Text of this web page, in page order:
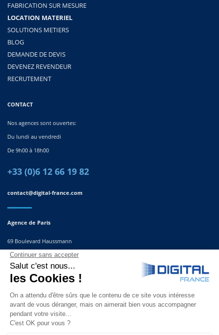
FABRICATION SUR MESURE
LOCATION MATERIEL
SOLUTIONS METIERS
BLOG
DEMANDE DE DEVIS
DEVENEZ REVENDEUR
RECRUTEMENT
CONTACT
Nos agences sont ouvertes:
Du lundi au vendredi
De 9h00 à 18h00
+33 (0)6 12 66 19 82
contact@digital-france.com
Agence de Paris
69 Boulevard Haussmann
75008, Paris
France
Agence du Sud-Est
291 Rue Albert Caquot
06560 Valbonne